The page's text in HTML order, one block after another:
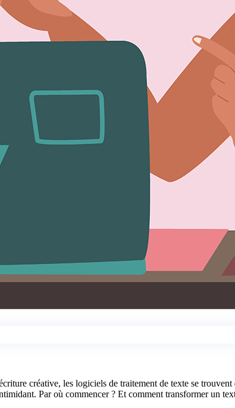
créative, les logiciels de traitement de texte se
Par où commencer ? Et comment transformer un